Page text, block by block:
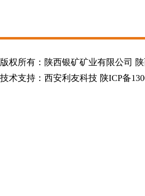
版权所有：陕西银矿矿业有限公司
技术支持： 西安利友科技 陕ICP备